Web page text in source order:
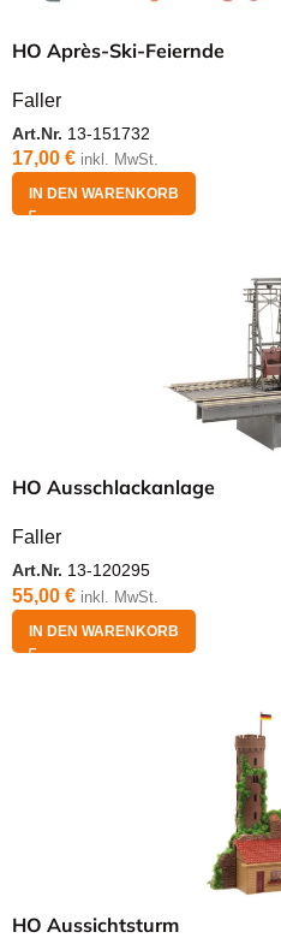
HO Après-Ski-Feiernde
Faller
Art.Nr. 13-151732
17,00 € inkl. MwSt.
IN DEN WARENKORB
HO Ausschlackanlage
Faller
Art.Nr. 13-120295
55,00 € inkl. MwSt.
IN DEN WARENKORB
HO Aussichtsturm